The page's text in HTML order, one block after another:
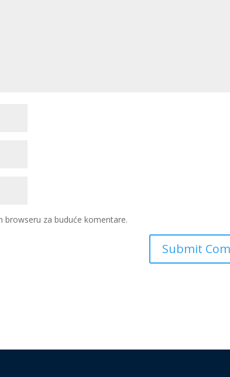
browseru za buduće komentare.